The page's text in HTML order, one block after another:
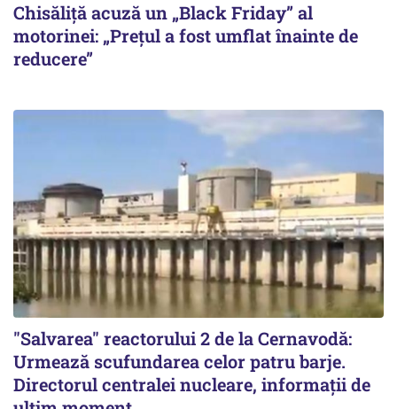
Chisăliță acuză un „Black Friday” al
motorinei: „Prețul a fost umflat înainte de
reducere”
"Salvarea" reactorului 2 de la Cernavodă:
Urmează scufundarea celor patru barje.
Directorul centralei nucleare, informații de